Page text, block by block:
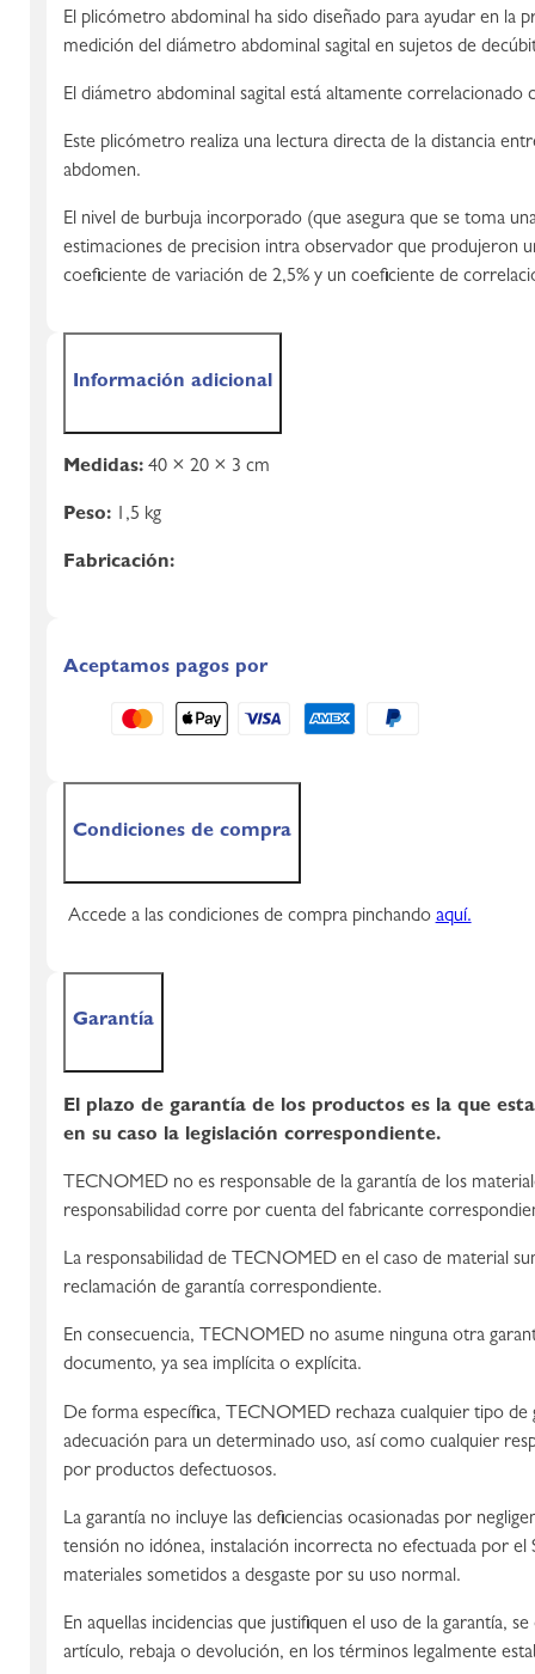
El plicómetro abdominal ha sido diseñado para ayudar en la
medición del diámetro abdominal sagital en sujetos de
El diámetro abdominal sagital está altamente correlacionado
Este plicómetro realiza una lectura directa de la distancia
abdomen.
El nivel de burbuja incorporado (que asegura que se toma
estimaciones de precision intra observador que produjeron
coeficiente de variación de 2,5% y un coeficiente de
Información adicional
Medidas:40 × 20 × 3 cm
Peso:1,5 kg
Fabricación:
Aceptamos pagos por
Condiciones de compra
Accede a las condiciones de compra pinchando aquí.
Garantía
El plazo de garantía de los productos es la que
en su caso la legislación correspondiente.
TECNOMED no es responsable de la garantía de los
responsabilidad corre por cuenta del fabricante
La responsabilidad de TECNOMED en el caso de material
reclamación de garantía correspondiente.
En consecuencia, TECNOMED no asume ninguna otra
documento, ya sea implícita o explícita.
De forma específica, TECNOMED rechaza cualquier tipo de
adecuación para un determinado uso, así como cualquier
por productos defectuosos.
La garantía no incluye las deficiencias ocasionadas por
tensión no idónea, instalación incorrecta no efectuada por
materiales sometidos a desgaste por su uso normal.
En aquellas incidencias que justifiquen el uso de la garantía,
artículo, rebaja o devolución, en los términos legalmente